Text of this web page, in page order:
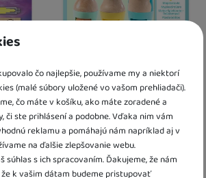
čo najlepšie, používame my a niektorí
(malé súbory uložené vo vašom prehliadači).
čo máte v košíku, ako máte zoradené a
ste prihlásení a podobne. Vďaka nim vám
reklamu a pomáhajú nám napríklad aj v
na ďalšie zlepšovanie webu.
súhlas s ich spracovaním. Ďakujeme, že nám
že k vašim dátam budeme pristupovať
Djeco Otočné pečiatky pre
najmenších
14,10€
Skladom